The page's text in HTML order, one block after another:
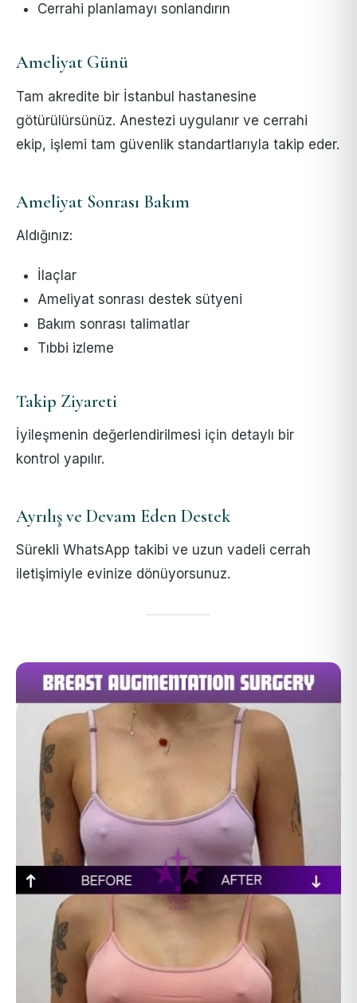
Cerrahi planlamayı sonlandırın
Ameliyat Günü
Tam akredite bir İstanbul hastanesine
götürülürsünüz. Anestezi uygulanır ve cerrahi
ekip, işlemi tam güvenlik standartlarıyla takip eder.
Ameliyat Sonrası Bakım
Aldığınız:
İlaçlar
Ameliyat sonrası destek sütyeni
Bakım sonrası talimatlar
Tıbbi izleme
Takip Ziyareti
İyileşmenin değerlendirilmesi için detaylı bir
kontrol yapılır.
Ayrılış ve Devam Eden Destek
Sürekli WhatsApp takibi ve uzun vadeli cerrah
iletişimiyle evinize dönüyorsunuz.